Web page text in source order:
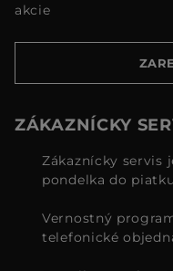
akcie
ZÁKAZNÍCKY
Zákaznícky servis
pondelka do
Vernostný
telefonické